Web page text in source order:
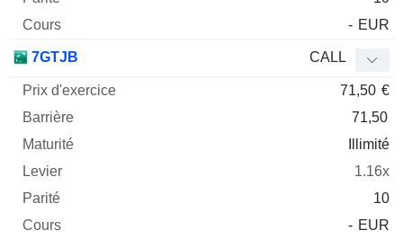
- EUR
7GTJB CALL
71,50 €
71,50
Illimité
1.16x
10
- EUR